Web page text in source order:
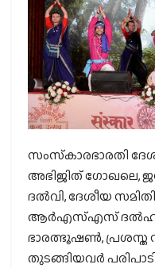
സംസ്‌കാരഭാരതി
അഭിജിത് ഗോഖലെ,
ദല്‍വി, ദേശീയ
ആര്‍എസ്എസ് ദല്‍ഹി
ഭാരത്ഭൂഷണ്‍, പ്രശസ്ത
തുടങ്ങിയവര്‍